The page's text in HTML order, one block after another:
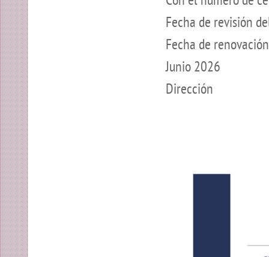
Fecha de revisión
Fecha de
Junio 2026
Dirección